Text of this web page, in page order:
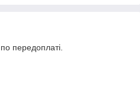
передоплаті.